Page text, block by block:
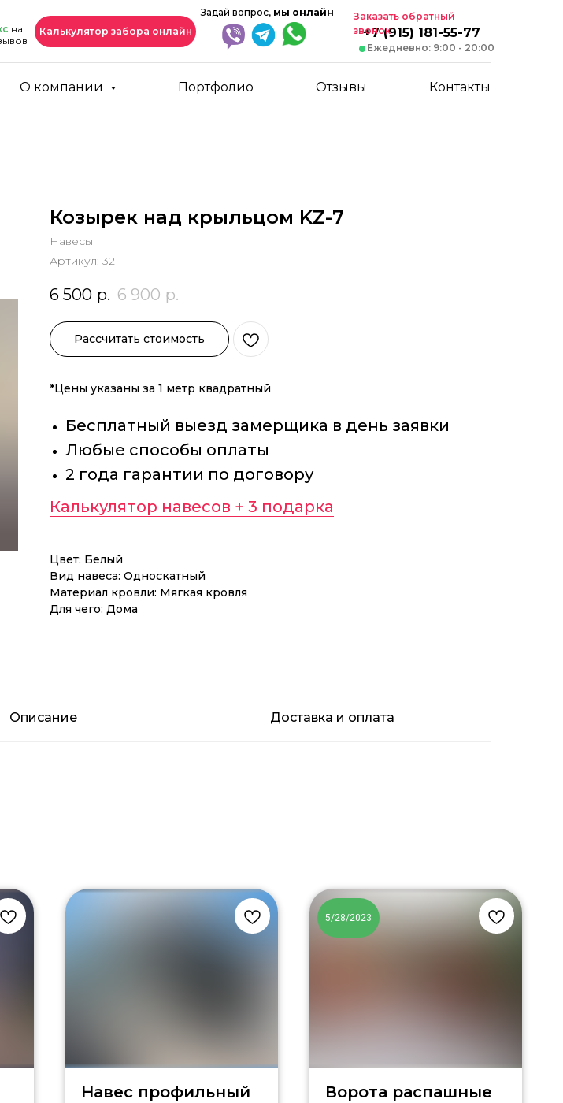
+7 (915) 181-55-77
Заказать обратный
звонок
Калькулятор забора онлайн
Ежедневно: 9:00 - 20:00
Задай вопрос, мы онлайн
на
О компании Портфолио Отзывы Контакты
Козырек над крыльцом KZ-7
Навесы
Артикул: 321
6 500 р. 6 900 р.
Рассчитать стоимость
*Цены указаны за 1 метр квадратный
Бесплатный выезд замерщика в день заявки
Любые способы оплаты
2 года гарантии по договору
Калькулятор навесов + 3 подарка
Цвет: Белый
Вид навеса: Односкатный
Материал кровли: Мягкая кровля
Для чего: Дома
Описание Доставка и оплата
Навес профильный
5/28/2023
Ворота распашные